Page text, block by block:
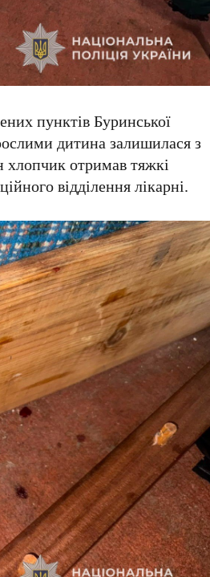
пунктів Буринської
дитина залишилася з
хлопчик отримав тяжкі
відділення лікарні.